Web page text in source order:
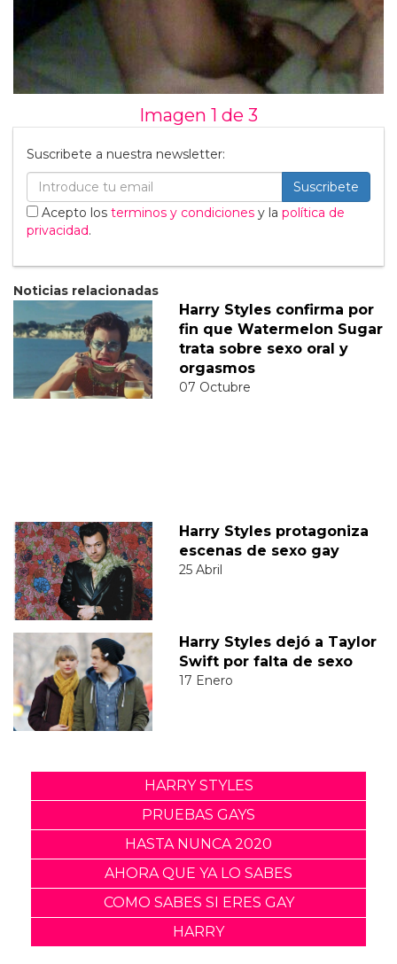
Imagen 1 de 3
Suscribete a nuestra newsletter:
Suscribete
Acepto los terminos y condiciones y la política de
privacidad.
Noticias relacionadas
Harry Styles confirma por
fin que Watermelon Sugar
trata sobre sexo oral y
orgasmos
07 Octubre
Harry Styles protagoniza
escenas de sexo gay
25 Abril
Harry Styles dejó a Taylor
Swift por falta de sexo
17 Enero
HARRY STYLES
PRUEBAS GAYS
HASTA NUNCA 2020
AHORA QUE YA LO SABES
COMO SABES SI ERES GAY
HARRY